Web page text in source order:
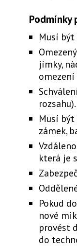
Podmínky
Musí
jímky,
omezení
rozsahu).
Musí být
zámek,
která je
Pokud
nové
provést
do